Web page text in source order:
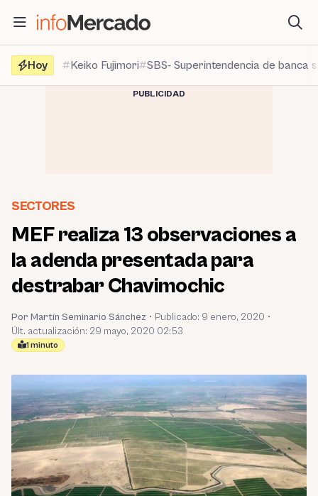
contenido
Hoy
Keiko Fujimori SBS- Superintendencia de banca
PUBLICIDAD
SECTORES
MEF realiza 13 observaciones a
la adenda presentada para
destrabar Chavimochic
Por Martín Seminario Sánchez • Publicado: 9 enero, 2020 •
Últ. actualización: 29 mayo, 2020 02:53
1 minuto